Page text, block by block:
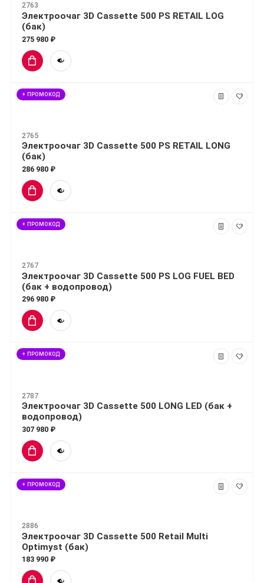
2763
Электроочаг 3D Cassette 500 PS RETAIL LOG
(бак)
275 980 ₽
+ ПРОМОКОД
2765
Электроочаг 3D Cassette 500 PS RETAIL LONG
(бак)
286 980 ₽
+ ПРОМОКОД
2767
Электроочаг 3D Cassette 500 PS LOG FUEL BED
(бак + водопровод)
296 980 ₽
+ ПРОМОКОД
2787
Электроочаг 3D Cassette 500 LONG LED (бак +
водопровод)
307 980 ₽
+ ПРОМОКОД
2886
Электроочаг 3D Cassette 500 Retail Multi
Optimyst (бак)
183 990 ₽